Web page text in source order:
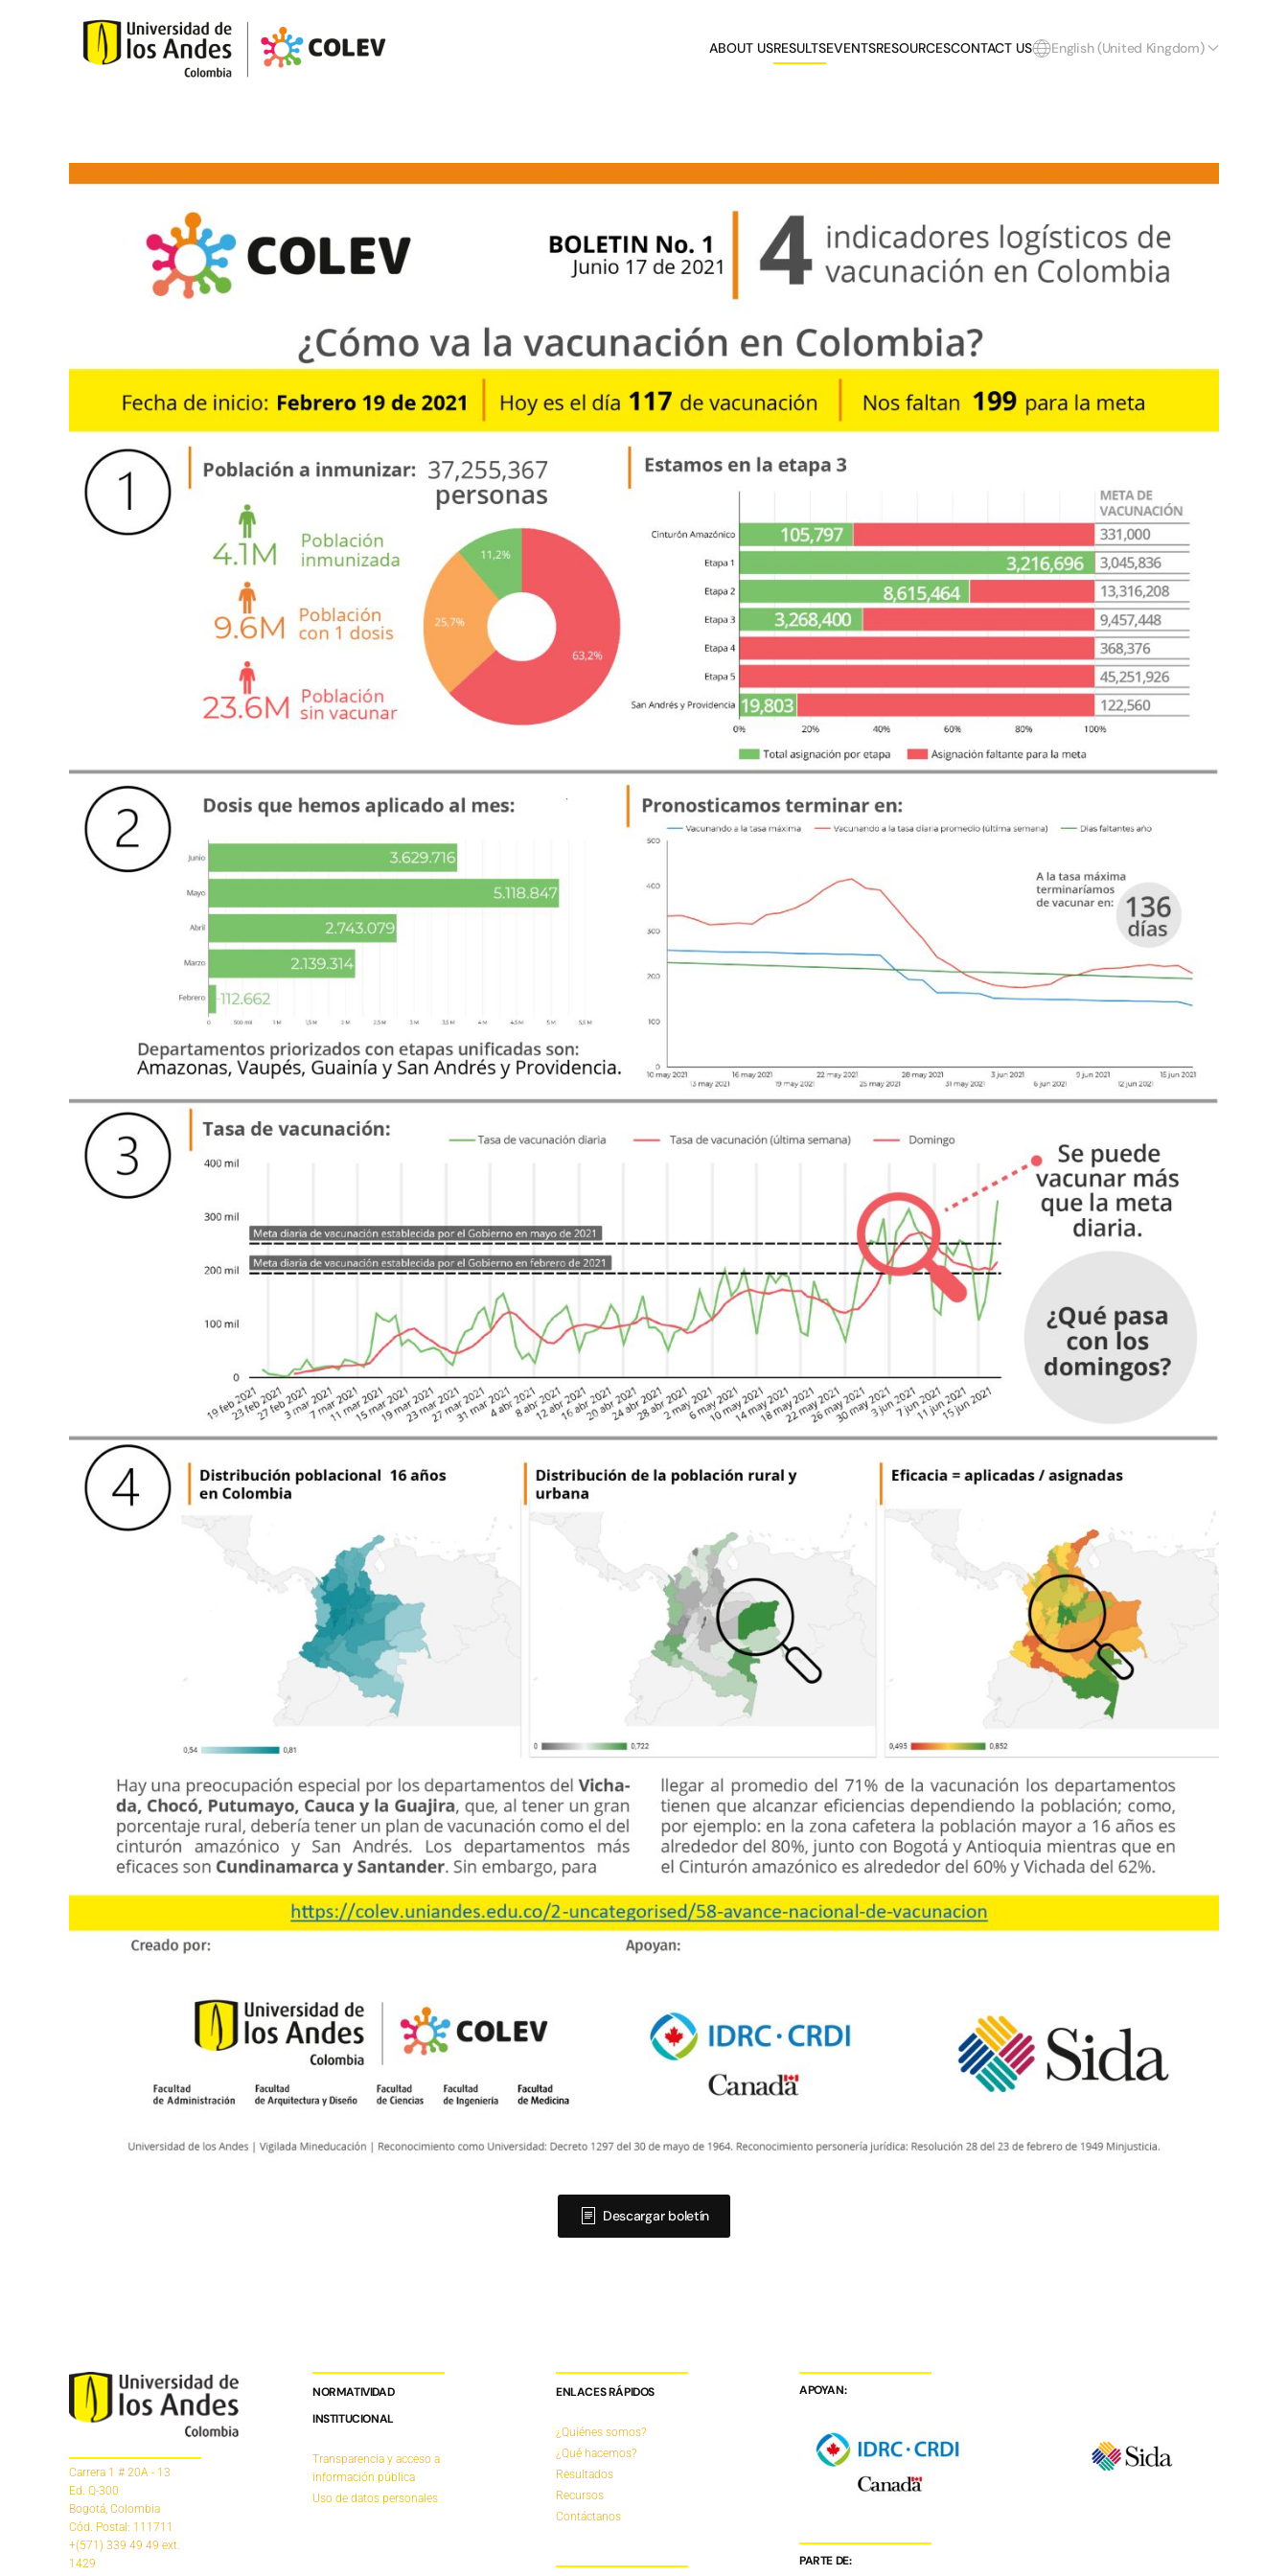
Skip to main content ABOUT USRESULTSEVENTSRESOURCESCONTACT US English (United Kingdom)
Descargar boletín
Carrera 1 # 20A - 13
Ed. Q-300
Bogotá, Colombia
Cód. Postal: 111711
+(571) 339 49 49 ext.
1429
NORMATIVIDAD
INSTITUCIONAL
Transparencia y acceso a
información pública
Uso de datos personales
ENLACES RÁPIDOS
¿Quiénes somos?
¿Qué hacemos?
Resultados
Recursos
Contáctanos
APOYAN:
PARTE DE: